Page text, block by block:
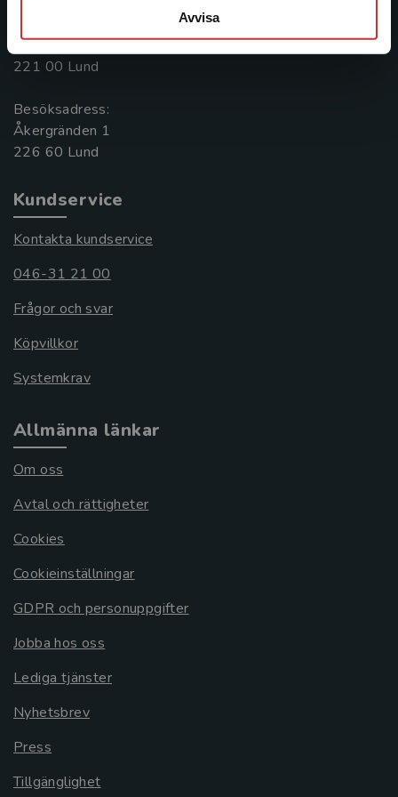
Avvisa
Box 141
221 00 Lund
Besöksadress:
Åkergränden 1
Kundservice
Kontakta kundservice
046-31 21 00
Frågor och svar
Köpvillkor
Systemkrav
Allmänna länkar
Om oss
Avtal och rättigheter
Cookies
Cookieinställningar
GDPR och personuppgifter
Jobba hos oss
Lediga tjänster
Nyhetsbrev
Press
Tillgänglighet